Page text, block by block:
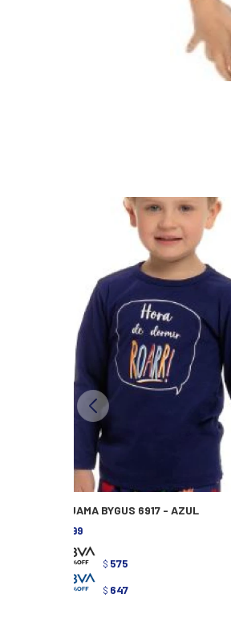
PIJAMA BYGUS 6917 - AZUL
799
$ 575
$ 647